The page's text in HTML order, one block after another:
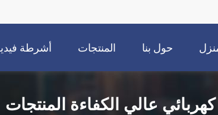
حول بنا المنتجات أشرطة
عالي الكفاءة المنتجات